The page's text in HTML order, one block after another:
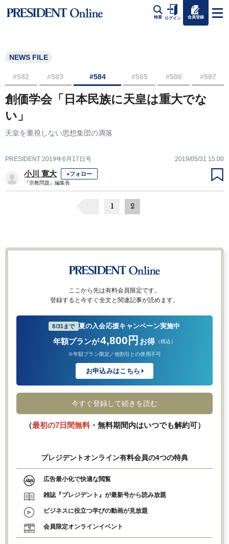
検索 ログイン 会員登録
NEWS FILE
#582 #583 #584 #585 #586 #587
創価学会「日本民族に天皇は重大でな
い」
天皇を重視しない思想集団の凋落
PRESIDENT 2019年6月17日号 2019/05/31 15:00
小川 寛大 +フォロー
『宗教問題』編集長
1 2
ここから先は有料会員限定です。
登録すると今すぐ全文と関連記事が読めます。
8/31まで 夏の入会応援キャンペーン実施中
年額プランが4,800円 お得 （税込）
※年額プラン限定／他割引との併用不可
お申込みはこちら
今すぐ登録して続きを読む
（最初の7日間無料・無料期間内はいつでも解約可）
プレジデントオンライン有料会員の4つの特典
広告最小化で快適な閲覧
雑誌『プレジデント』が最新号から読み放題
ビジネスに役立つ学びの動画が見放題
会員限定オンラインイベント